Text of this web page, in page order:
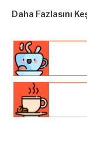
Daha Fazlasını